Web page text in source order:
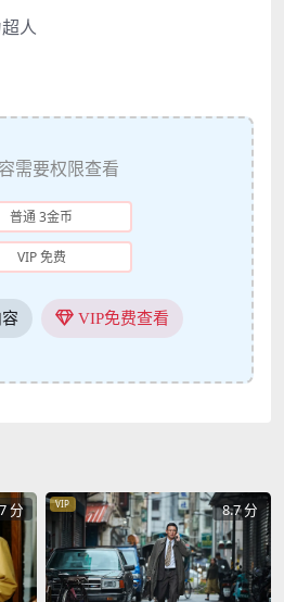
人
需要权限查看
普通 3金币
VIP 免费
VIP免费查看
分 VIP 8.7 分